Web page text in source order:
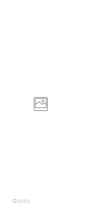
Фото